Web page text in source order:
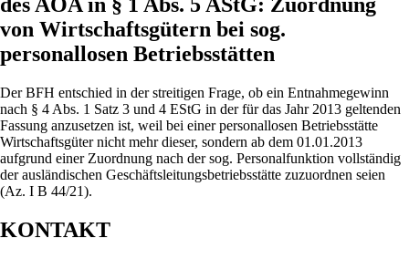
von Wirtschaftsgütern bei sog.
personallosen Betriebsstätten
Der BFH entschied in der streitigen Frage, ob ein Entnahmegewinn
nach § 4 Abs. 1 Satz 3 und 4 EStG in der für das Jahr 2013 geltenden
Fassung anzusetzen ist, weil bei einer personallosen Betriebsstätte
Wirtschaftsgüter nicht mehr dieser, sondern ab dem 01.01.2013
aufgrund einer Zuordnung nach der sog. Personalfunktion vollständig
der ausländischen Geschäftsleitungsbetriebsstätte zuzuordnen seien
(Az. I B 44/21).
KONTAKT